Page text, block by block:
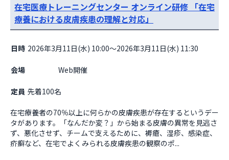
在宅医療トレーニングセンター オンライン研修 「在宅
療養における皮膚疾患の理解と対応」
日時 2026年3月11日(水) 10:00～2026年3月11日(水) 11:30
会場
定員 先着100名
在宅療養者の70％以上に何らかの皮膚疾患が存在するというデー
タがあります。「なんだか変？」から始まる皮膚の異常を見逃さ
ず、悪化させず、チームで支えるために、褥瘡、湿疹、感染症、
疥癬など、在宅でよくみられる皮膚疾患の観察のポ...